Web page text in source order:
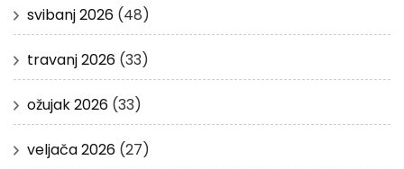
svibanj 2026 (48)
travanj 2026 (33)
ožujak 2026 (33)
veljača 2026 (27)